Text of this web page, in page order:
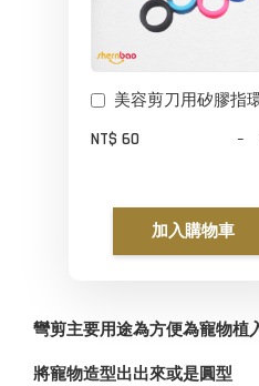
美容剪刀用矽膠指
NT$ 60
-
加入購物車
彎剪主要用途為方便為寵物植
將寵物造型出出來或是圓型